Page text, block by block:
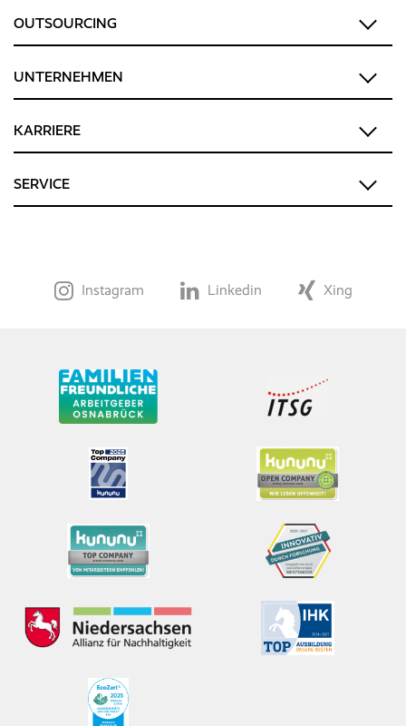
OUTSOURCING
UNTERNEHMEN
KARRIERE
SERVICE
Instagram Linkedin Xing